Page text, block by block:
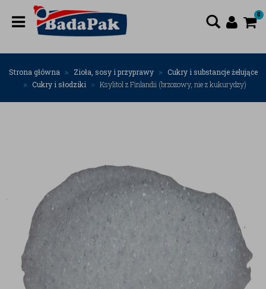
0
Strona główna Zioła, sosy i przyprawy
Cukry i substancje żelujące
Cukry i słodziki
Ksylitol z Finlandii (brzozowy, nie z kukurydzy)